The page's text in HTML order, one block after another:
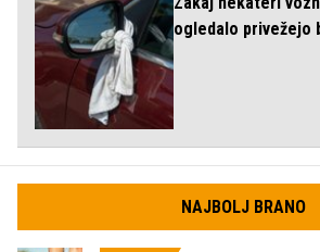
ogledalo privežejo
NAJBOLJ BRANO